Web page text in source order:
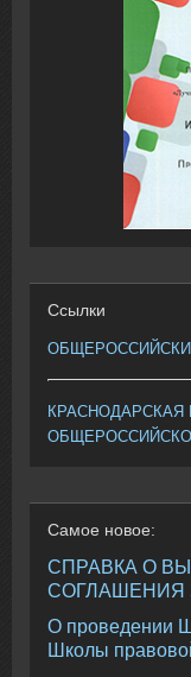
Ссылки
КРАСНОДАРСКАЯ
Самое новое:
СПРАВКА О
СОГЛАШЕНИЯ
О проведении
Школы